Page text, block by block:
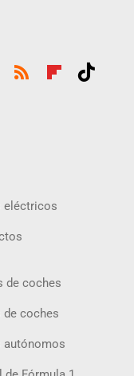
eléctricos
de coches
de coches
autónomos